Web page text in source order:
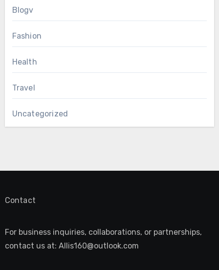
Blogv
Fashion
Health
Travel
Uncategorized
Contact
For business inquiries, collaborations, or partnerships,
contact us at: Allis160@outlook.com